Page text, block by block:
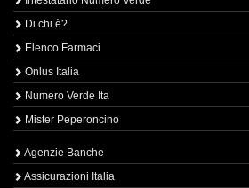
Di chi è?
Elenco Farmaci
Onlus Italia
Numero Verde Ita
Mister Peperoncino
Agenzie Banche
Assicurazioni Italia